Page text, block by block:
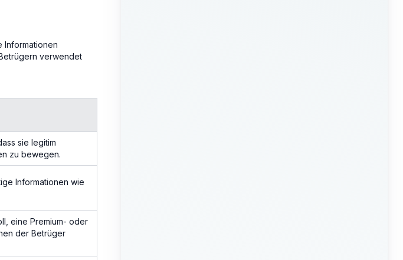
Informationen
verwendet
sie legitim
zu bewegen.
Informationen wie
eine Premium- oder
der Betrüger